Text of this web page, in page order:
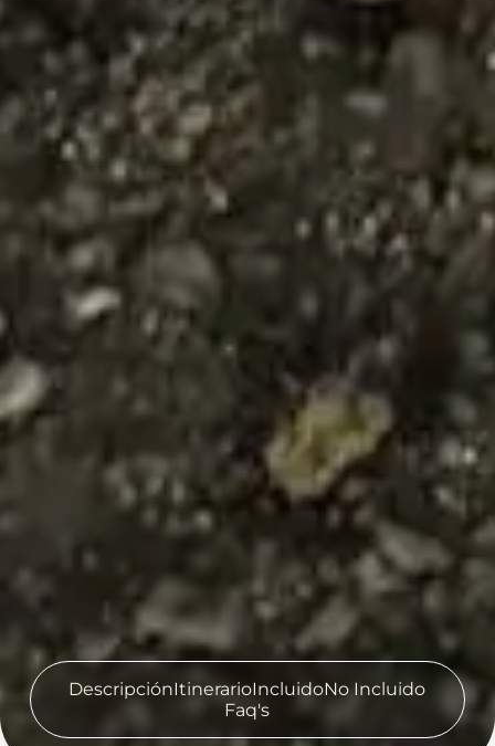
DescripciónItinerarioIncluidoNo Incluido
Faq's